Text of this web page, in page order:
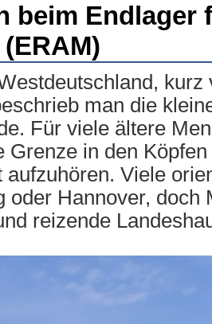
beim
man die
Für viele ältere
Grenze in den
aufzuhören. Viele
oder Hannover, doch
reizende